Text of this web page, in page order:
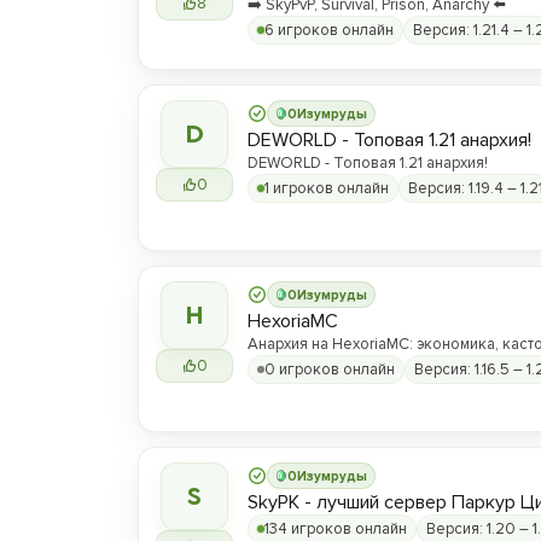
➡️ SkyPvP, Survival, Prison, Anarchy ⬅️
6 игроков онлайн
Версия: 1.21.4 –
D
0
0Изумруды
DEWORLD - Топовая 1.21 анархия!
DEWORLD - Топовая 1.21 анархия!
1 игроков онлайн
Версия: 1.19.4 –
H
0
0Изумруды
HexoriaMC
Анархия на HexoriaMC: экономика,
регулярные вайпы и только твой скилл
0 игроков онлайн Версия: 1.16.5 –
S
0Изумруды
SkyPK - лучший сервер Паркур
134 игроков онлайн Версия: 1.20 –